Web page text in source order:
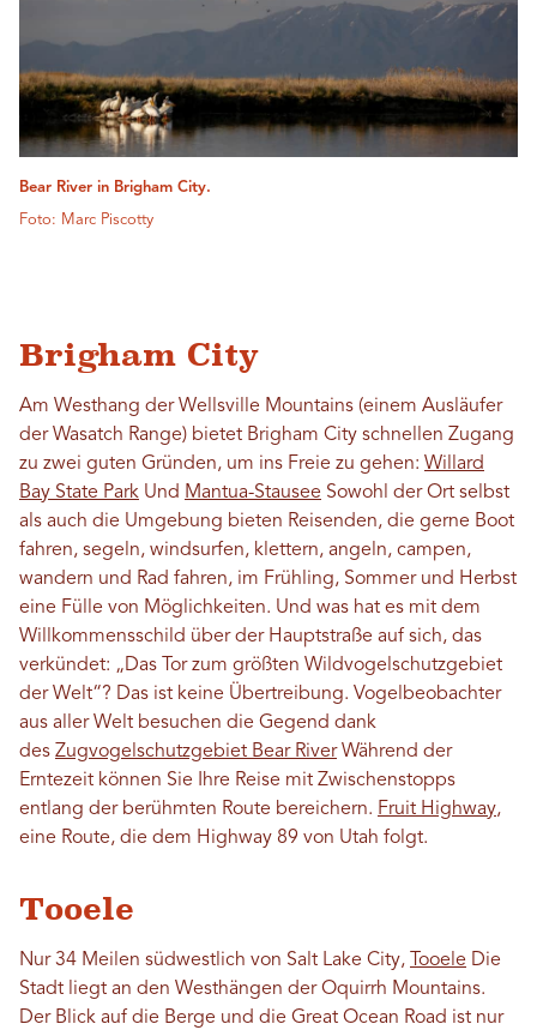
Bear River in Brigham City.
Foto: Marc Piscotty
Brigham City
Am Westhang der Wellsville Mountains (einem Ausläufer
der Wasatch Range) bietet Brigham City schnellen Zugang
zu zwei guten Gründen, um ins Freie zu gehen: Willard
Bay State Park Und Mantua-Stausee Sowohl der Ort selbst
als auch die Umgebung bieten Reisenden, die gerne Boot
fahren, segeln, windsurfen, klettern, angeln, campen,
wandern und Rad fahren, im Frühling, Sommer und Herbst
eine Fülle von Möglichkeiten. Und was hat es mit dem
Willkommensschild über der Hauptstraße auf sich, das
verkündet: „Das Tor zum größten Wildvogelschutzgebiet
der Welt“? Das ist keine Übertreibung. Vogelbeobachter
aus aller Welt besuchen die Gegend dank
des Zugvogelschutzgebiet Bear RiverWährend der
Erntezeit können Sie Ihre Reise mit Zwischenstopps
entlang der berühmten Route bereichern. Fruit Highway,
eine Route, die dem Highway 89 von Utah folgt.
Tooele
Nur 34 Meilen südwestlich von Salt Lake City, Tooele Die
Stadt liegt an den Westhängen der Oquirrh Mountains.
Der Blick auf die Berge und die Great Ocean Road ist nur